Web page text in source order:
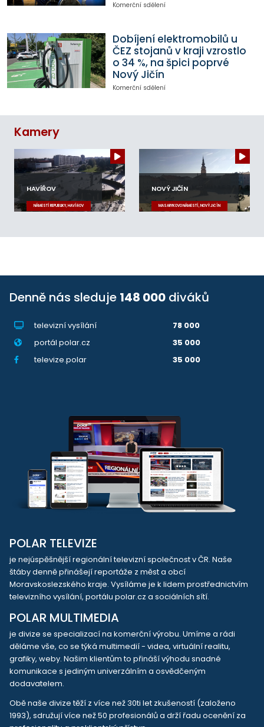
Komerční sdělení
Dobíjení elektromobilů u
ČEZ stojanů v kraji vzrostlo
o 34 %, na špici poprvé
Nový Jičín
Komerční sdělení
Kamery
HAVÍŘOV
NÁMĚSTÍ REPUBLIKY, HAVÍŘOV
NOVÝ JIČÍN
MASARYKOVO NÁMĚSTÍ, NOVÝ JIČÍN
Denně nás sleduje 148 000 diváků
televizní vysílání
78 000
portál polar.cz
35 000
televize.polar
35 000
POLAR TELEVIZE
je nejúspěšnější regionální televizní společnost v ČR. Naše
štáby denně přinášejí reportáže z měst a obcí
Moravskoslezského kraje. Vysíláme je k lidem prostřednictvím
televizního vysílání, portálu polar.cz a sociálních sítí.
POLAR MULTIMEDIA
je divize se specializací na komerční výrobu. Umíme a rádi
děláme vše, co se týká multimedií - videa, virtuální realitu,
grafiky, weby. Našim klientům to přináší výhodu snadné
komunikace s jediným univerzálním a osvědčeným
dodavatelem.
Obě naše divize těží z více než 30ti let zkušeností (založeno
1993), sdružují více než 50 profesionálů a drží řadu ocenění za